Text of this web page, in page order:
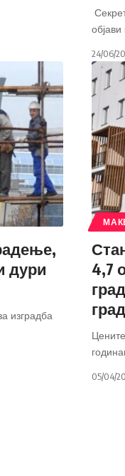
24/06/
дури
изградба
4,7
05/04/